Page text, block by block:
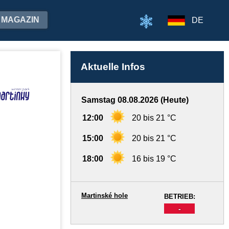
MAGAZIN DE
Aktuelle Infos
Samstag 08.08.2026 (Heute)
12:00 20 bis 21 °C
15:00 20 bis 21 °C
18:00 16 bis 19 °C
BETRIEB:
-
Martinské hole